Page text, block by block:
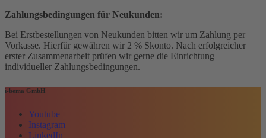
Zahlungsbedingungen für Neukunden:
Bei Erstbestellungen von Neukunden bitten wir um Zahlung per
Vorkasse. Hierfür gewähren wir 2 % Skonto. Nach erfolgreicher
erster Zusammenarbeit prüfen wir gerne die Einrichtung
individueller Zahlungsbedingungen.
i-bema GmbH
Youtube
Instagram
LinkedIn